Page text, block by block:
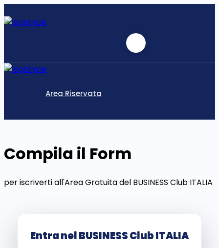
Area Riservata
Compila il Form
per iscriverti all'Area Gratuita del BUSINESS Club ITALIA
Entra nel BUSINESS Club ITALIA